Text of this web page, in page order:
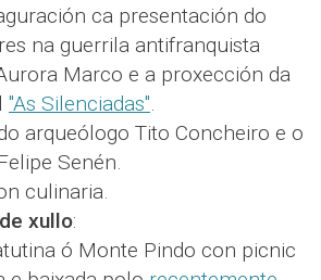
ca presentación do
na guerrila antifranquista
Marco e a proxección da
"As Silenciadas".
arqueólogo Tito Concheiro e o
Senén.
culinaria.
xullo:
ó Monte Pindo con picnic